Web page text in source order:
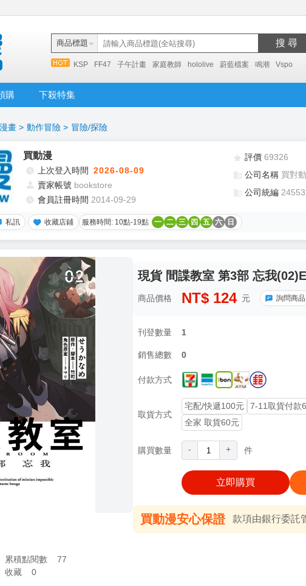
商品標題 搜 尋
KSP FF47 子午計畫 家庭教師 hololive 蔚藍檔案 鳴潮 Vspo
購 下殺特集
漫畫 > 動作冒險 > 冒險/探險
買動漫
上次登入時間 2026-08-09
賣家帳號 bookstore
會員註冊時間 2014-09-29
評價 69326
公司名稱 買對
公司統編
私訊 收藏店鋪 服務時間: 10點-19點 一 二 三 四 五 六 日
累積點閱數
77
收藏 0
現貨 間諜教室 第3部 忘我
商品價格 NT$ 124 元 詢問商品
刊登數量 1
銷售總數 0
付款方式
取貨方式
宅配/快遞100元 7-11取貨付款
全家 取貨60元
購買數量 - + 件
立即購買
買動漫安心保證 款項由銀行委託